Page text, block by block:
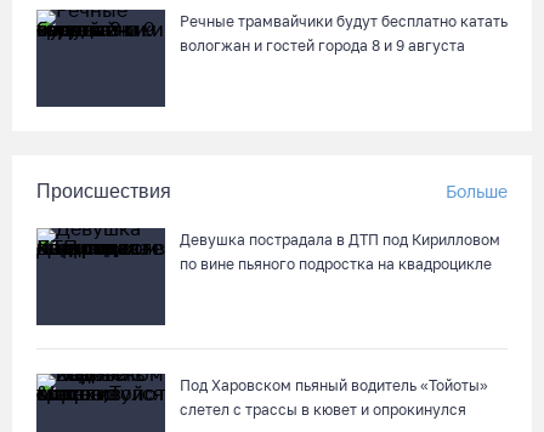
Речные трамвайчики будут бесплатно катать
вологжан и гостей города 8 и 9 августа
Происшествия Больше
Девушка пострадала в ДТП под Кирилловом
по вине пьяного подростка на квадроцикле
Под Харовском пьяный водитель «Тойоты»
слетел с трассы в кювет и опрокинулся